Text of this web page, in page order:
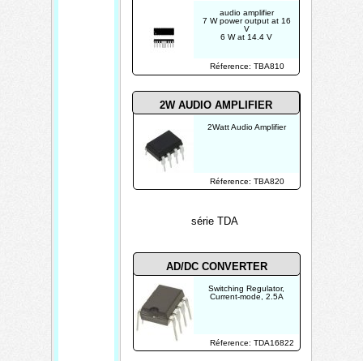
série TDA
2Watt Audio Amplifier
audio amplifier
7 W power output at 16
V
6 W at 14.4 V
Switching Regulator,
Current-mode, 2.5A
Réference: TBA820
Réference: TBA810
Réference: TDA16822
2W AUDIO AMPLIFIER
AD/DC CONVERTER